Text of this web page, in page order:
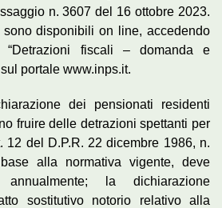
n. 3607 del 16 ottobre 2023.
sono disponibili on line, accedendo
“Detrazioni fiscali – domanda e
portale www.inps.it.
dei pensionati residenti
fruire delle detrazioni spettanti per
12 del D.P.R. 22 dicembre 1986, n.
alla normativa vigente, deve
la dichiarazione
sostitutivo notorio relativo alla